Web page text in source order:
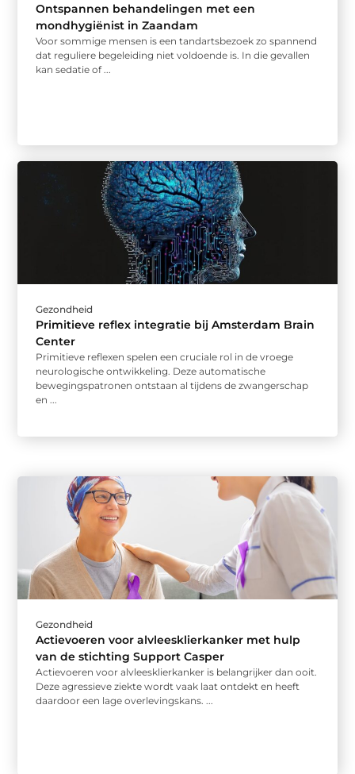
Ontspannen behandelingen met een
mondhygiënist in Zaandam
Voor sommige mensen is een tandartsbezoek zo spannend
dat reguliere begeleiding niet voldoende is. In die gevallen
kan sedatie of ...
Gezondheid
Primitieve reflex integratie bij Amsterdam Brain
Center
Primitieve reflexen spelen een cruciale rol in de vroege
neurologische ontwikkeling. Deze automatische
bewegingspatronen ontstaan al tijdens de zwangerschap
en ...
Gezondheid
Actievoeren voor alvleesklierkanker met hulp
van de stichting Support Casper
Actievoeren voor alvleesklierkanker is belangrijker dan ooit.
Deze agressieve ziekte wordt vaak laat ontdekt en heeft
daardoor een lage overlevingskans. ...